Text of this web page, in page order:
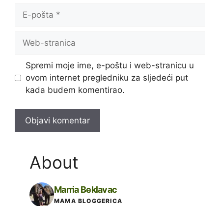
pošta
Web-
Spremi moje ime, e-poštu i web-stranicu u
ovom internet pregledniku za sljedeći put
kada budem komentirao.
About
Marria Beklavac
MAMA BLOGGERICA